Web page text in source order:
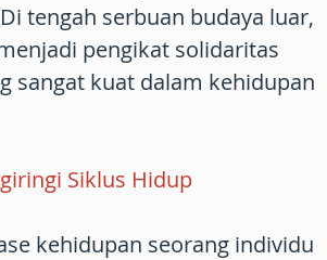
tengah serbuan budaya luar,
pengikat solidaritas
sangat kuat dalam kehidupan
Siklus Hidup
kehidupan seorang individu